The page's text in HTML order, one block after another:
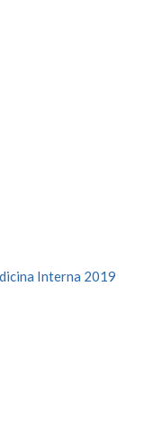
Interna 2019